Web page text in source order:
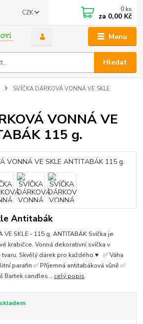
Menu
CZK
Hledat
0 ks
za 0,00 Kč
SVÍČKA DÁRKOVÁ VONNÁ VE SKLE
VONNÁ VE
115 g.
Antitabák
VE SKLE - 115 g. ANTITABÁK Svíčka je
krabičce. Vonná dekorativní svíčka v
Skvělý dárek pro každého.♥ ✅ Váha
parafin ✅ Příjemná antitabáková vůně ✅
Bartek candles... celý popis